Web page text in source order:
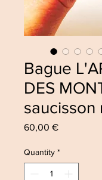
Bague
DES
saucisson
60,00 €Price
Quantity *